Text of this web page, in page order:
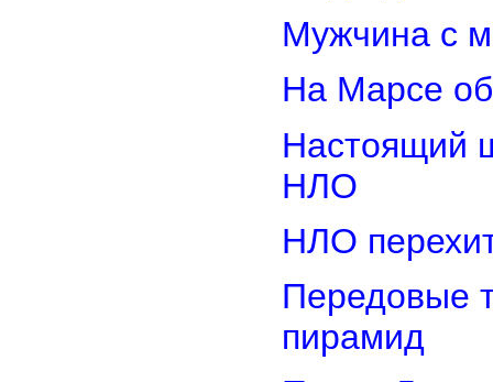
Мужчина с
На Марсе
Настоящий
НЛО
НЛО
Передовые
пирамид